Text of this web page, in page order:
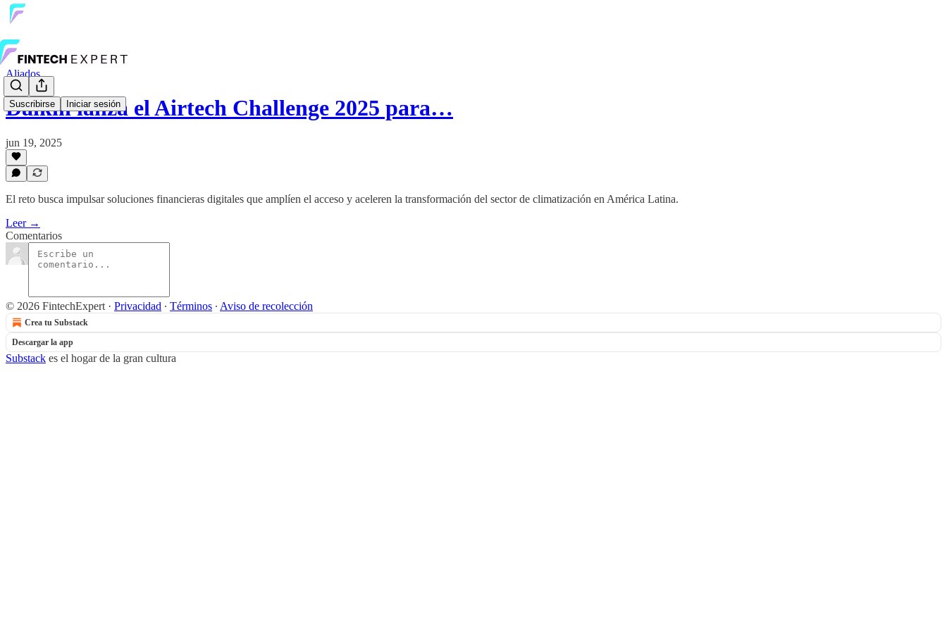
Suscribirse Iniciar sesión
Aliados
Daikin lanza el Airtech Challenge 2025 para…
jun 19, 2025
El reto busca impulsar soluciones financieras digitales que amplíen el acceso y aceleren la transformación del sector de climatización en América Latina.
Leer →
Comentarios
© 2026 FintechExpert · Privacidad ∙ Términos ∙ Aviso de recolección
Crea tu Substack
Descargar la app
Substack es el hogar de la gran cultura